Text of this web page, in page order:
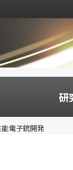
研
電子銃開発